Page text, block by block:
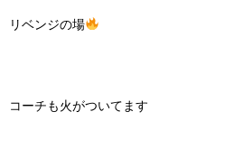
リベンジの場
コーチも火がついてます